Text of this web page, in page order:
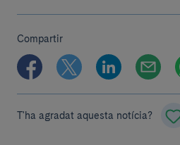
Compartir
T'ha agradat aquesta notícia?